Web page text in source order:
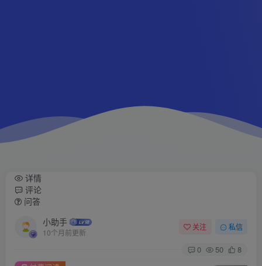
详情
评论
问答
小助手
10个月前更新
关注 私信
0 50
8